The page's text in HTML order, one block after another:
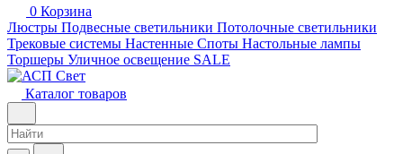
0 Корзина
Люстры Подвесные светильники Потолочные светильники
Трековые системы Настенные Споты Настольные лампы
Торшеры Уличное освещение SALE
Каталог товаров